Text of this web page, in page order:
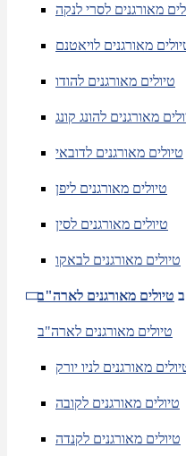
מאורגנים לסרי לנקה
מאורגנים לויאטנם
טיולים מאורגנים להודו
מאורגנים להונג קונג
טיולים מאורגנים לדובאי
טיולים מאורגנים ליפן
טיולים מאורגנים לסין
טיולים מאורגנים לבאקו
טיולים מאורגנים לארה"ב
טיולים מאורגנים לארה"ב
מאורגנים לניו יורק
טיולים מאורגנים לקובה
טיולים מאורגנים לקנדה